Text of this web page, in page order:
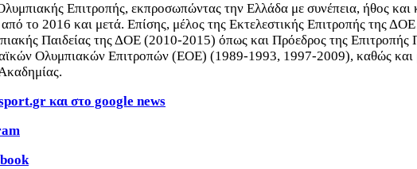
Επιτροπής, εκπροσωπώντας την Ελλάδα με συνέπεια, ήθος
το 2016 και μετά. Επίσης, μέλος της Εκτελεστικής Επιτροπής της
Παιδείας της ΔΟΕ (2010-2015) όπως και Πρόεδρος της
Ολυμπιακών Επιτροπών (ΕΟΕ) (1989-1993, 1997-2009), καθώς και
και στο google news